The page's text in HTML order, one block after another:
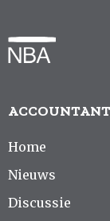
Home
Nieuws
Discussie